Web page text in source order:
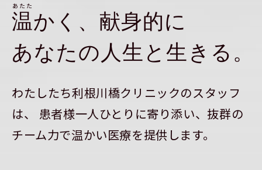
温
あたた
か く 、 献身的に
あなたの 人生 と生 き る 。
わたしたち利根川橋クリニックのスタッフ
は、
患者様一人ひとりに寄り添い、抜群の
チーム力で温かい医療を提供します。